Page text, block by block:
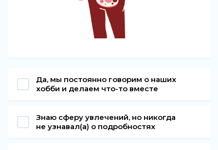
Да, мы постоянно говорим о наших
хобби и делаем что-то вместе
Знаю сферу увлечений, но никогда
не узнавал(а) о подробностях